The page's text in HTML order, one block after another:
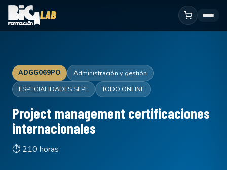
ADGG069PO
Administración y gestión
ESPECIALIDADES SEPE
TODO ONLINE
Project management certificaciones
internacionales
⏱ 210 horas